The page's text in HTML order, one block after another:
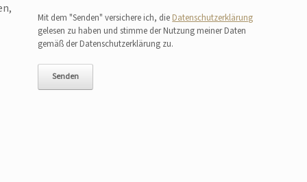
Mit dem "Senden" versichere ich, die Datenschutzerklärung
gelesen zu haben und stimme der Nutzung meiner Daten
gemäß der Datenschutzerklärung zu.